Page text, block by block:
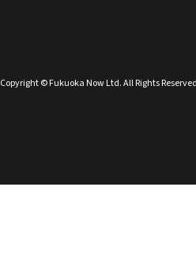
Copyright © Fukuoka Now Ltd. All Rights